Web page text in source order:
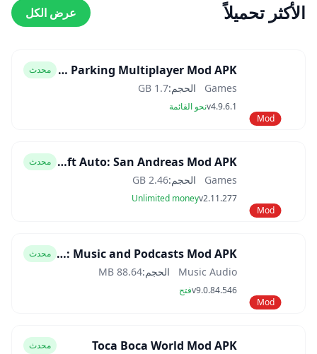
الأكثر تحميلاً عرض الكل
Mod
Car Parking Multiplayer Mod APK محدث
Games الحجم:1.7 GB
v4.9.6.1نحو القائمة
Mod
Grand Theft Auto: San Andreas Mod APK محدث
Games الحجم:2.46 GB
v2.11.277
Unlimited money
Mod
Spotify: Music and Podcasts Mod APK محدث
Music Audio الحجم:88.64 MB
v9.0.84.546فتح
Toca Boca World Mod APK محدث